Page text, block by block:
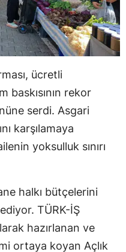
ücretli
baskısının rekor
serdi. Asgari
karşılamaya
yoksulluk sınırı
halkı bütçelerini
TÜRK-İŞ
hazırlanan ve
ortaya koyan Açlık